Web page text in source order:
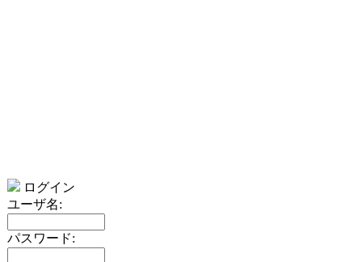
ログイン
ユーザ名:
パスワード: